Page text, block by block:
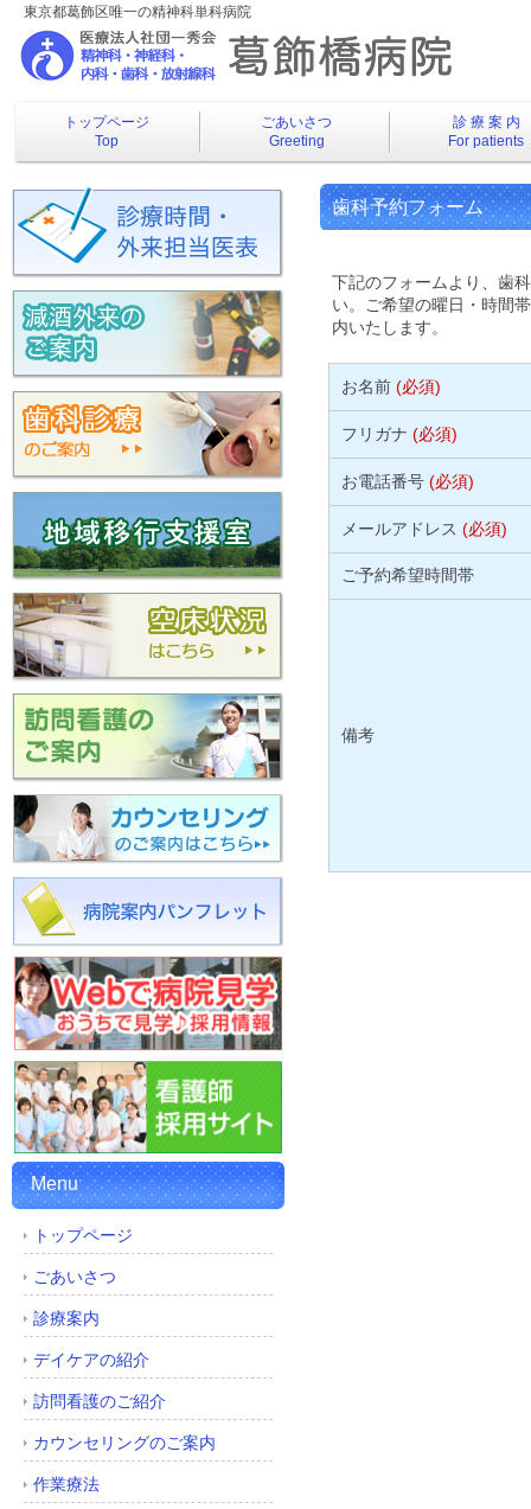
東京都葛飾区唯一の精神科単科病院
トップページ
Top
ごあいさつ
Greeting
診 療 案 内
For patients
Menu
トップページ
ごあいさつ
診療案内
デイケアの紹介
訪問看護のご紹介
カウンセリングのご案内
作業療法
歯科予約フォーム
下記のフォームより、歯
い。ご希望の曜日・時間
内いたします。
お名前 (必須)
フリガナ (必須)
お電話番号 (必須)
メールアドレス (必須)
ご予約希望時間帯
備考